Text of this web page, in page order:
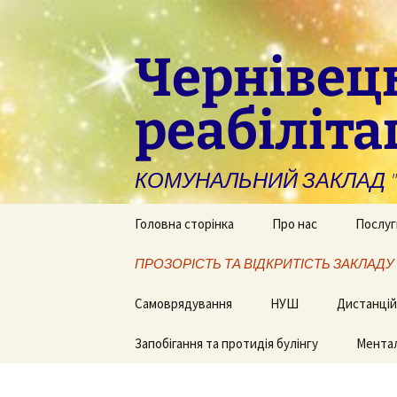
КОМУНАЛЬНИЙ ЗАКЛАД
Головна сторінка Про нас
Структура
Історія закладу
Наші спеціалісти
На
ПРОЗОРІСТЬ ТА ВІДКРИТІСТЬ ЗАКЛАДУ
Запобігання та
виявлення корупції
Фінансова звітність
Самоврядування НУШ
Сторінки нашогоДомашні
Запобігання та протидія булінгу